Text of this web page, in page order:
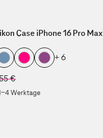
Case iPhone 16 Pro Max
+ 6
€
4 Werktage